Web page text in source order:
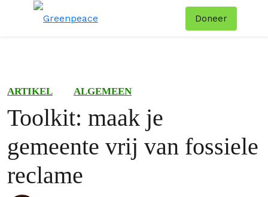
Doneer
ARTIKEL ALGEMEEN
Toolkit: maak je
gemeente vrij van fossiele
reclame